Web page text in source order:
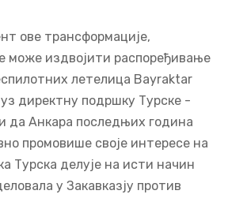
ове трансформације,
може издвојити распоређивање
летелица Bayraktar
директну подршку Турске -
да Анкара последњих година
промовише своје интересе на
Турска делује на исти начин
у Закавказју против